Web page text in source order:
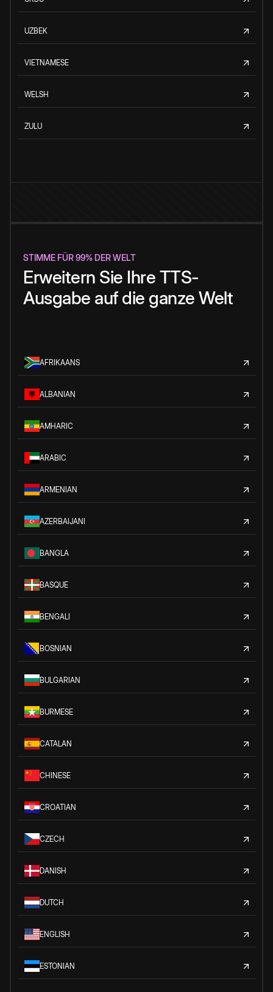
UZBEK
VIETNAMESE
WELSH
ZULU
STIMME FÜR 99% DER WELT
Erweitern Sie Ihre TTS-
Ausgabe auf die ganze Welt
AFRIKAANS
ALBANIAN
AMHARIC
ARABIC
ARMENIAN
AZERBAIJANI
BANGLA
BASQUE
BENGALI
BOSNIAN
BULGARIAN
BURMESE
CATALAN
CHINESE
CROATIAN
CZECH
DANISH
DUTCH
ENGLISH
ESTONIAN